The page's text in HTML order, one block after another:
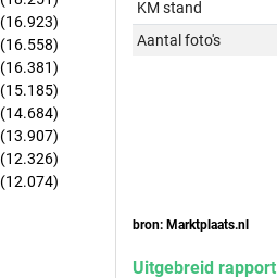
(16.923)
(16.558)
(16.381)
(15.185)
(14.684)
(13.907)
(12.326)
(12.074)
KM stand
Aantal foto's
bron: Marktplaats.nl
Uitgebreid rapport